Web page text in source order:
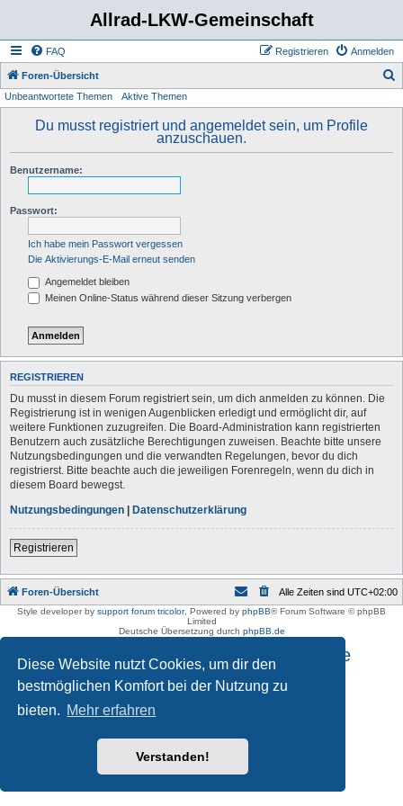
Diese Website nutzt Cookies, um dir den
bestmöglichen Komfort bei der Nutzung zu
bieten. Mehr erfahren
Verstanden!
Allrad-LKW-Gemeinschaft
FAQ Anmelden
Registrieren
Foren-Übersicht
Unbeantwortete Themen Aktive Themen
Du musst registriert und angemeldet sein, um Profile
anzuschauen.
Benutzername:
Passwort:
Ich habe mein Passwort vergessen
Die Aktivierungs-E-Mail erneut senden
Angemeldet bleiben
Meinen Online-Status während dieser Sitzung verbergen
REGISTRIEREN
Du musst in diesem Forum registriert sein, um dich anmelden zu können. Die
Registrierung ist in wenigen Augenblicken erledigt und ermöglicht dir, auf
weitere Funktionen zuzugreifen. Die Board-Administration kann registrierten
Benutzern auch zusätzliche Berechtigungen zuweisen. Beachte bitte unsere
Nutzungsbedingungen und die verwandten Regelungen, bevor du dich
registrierst. Bitte beachte auch die jeweiligen Forenregeln, wenn du dich in
diesem Board bewegst.
Nutzungsbedingungen | Datenschutzerklärung
Registrieren
Foren-Übersicht Alle Zeiten sind UTC+02:00
Style developer by support forum tricolor, Powered by phpBB® Forum Software © phpBB
Limited
Deutsche Übersetzung durch phpBB.de
Impressum und Datenschutzhinweise